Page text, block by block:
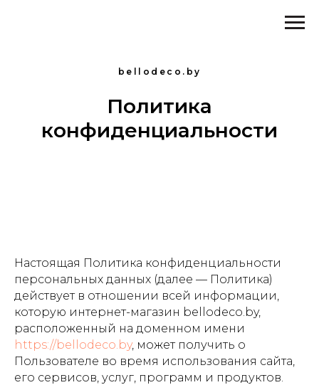
bellodeco.by
Политика
конфиденциальности
Настоящая Политика конфиденциальности
персональных данных (далее — Политика)
действует в отношении всей информации,
которую интернет-магазин bellodeco.by,
расположенный на доменном имени
https://bellodeco.by, может получить о
Пользователе во время использования сайта,
его сервисов, услуг, программ и продуктов.